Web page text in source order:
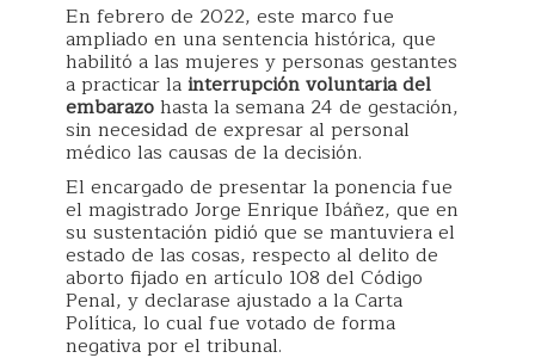
En febrero de 2022, este marco fue
ampliado en una sentencia histórica, que
habilitó a las mujeres y personas gestantes
a practicar lainterrupción voluntaria del
embarazohasta la semana 24 de gestación,
sin necesidad de expresar al personal
médico las causas de la decisión.
El encargado de presentar la ponencia fue
el magistrado Jorge Enrique Ibáñez, que en
su sustentación pidió que se mantuviera el
estado de las cosas, respecto al delito de
aborto fijado en artículo 108 del Código
Penal, y declarase ajustado a la Carta
Política, lo cual fue votado de forma
negativa por el tribunal.